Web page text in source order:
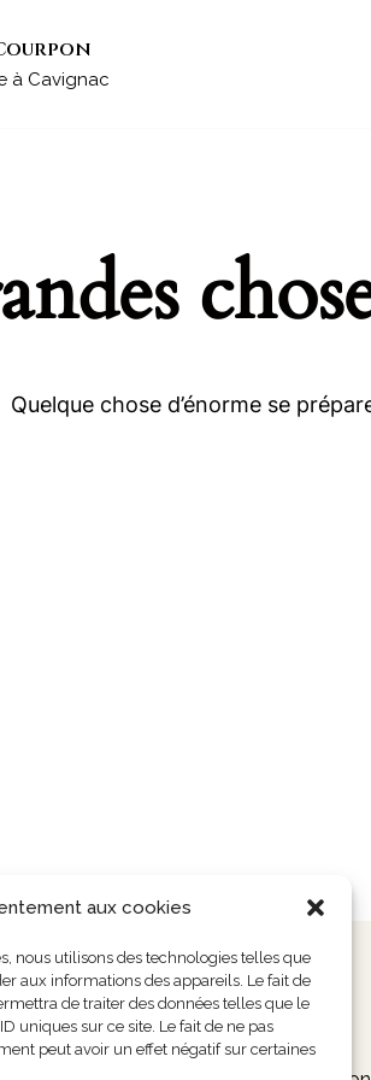
aux cookies
nous utilisons des technologies telles que
aux informations des appareils. Le fait de
de traiter des données telles que le
uniques sur ce site. Le fait de ne pas
peut avoir un effet négatif sur certaines
à Cavignac
Quelque chose d’énorme se
de vente
(UE)